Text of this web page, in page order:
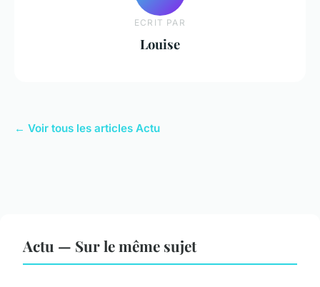
ECRIT PAR
Louise
← Voir tous les articles Actu
Actu — Sur le même sujet